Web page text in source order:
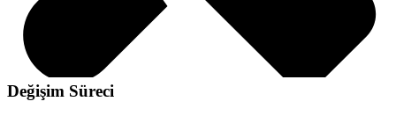
Değişim Süreci